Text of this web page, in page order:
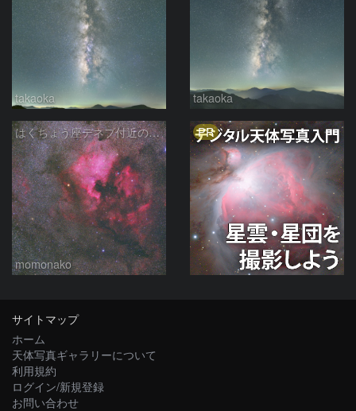
takaoka takaoka
はくちょう座デネブ付近の空域 260720
momonako
PR
サイトマップ
ホーム
天体写真ギャラリーについて
利用規約
ログイン/新規登録
お問い合わせ